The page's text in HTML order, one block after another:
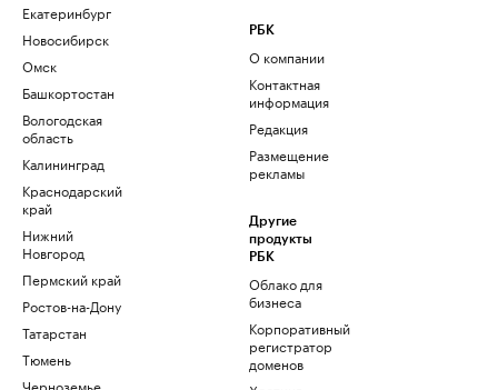
Екатеринбург
Новосибирск
Омск
Башкортостан
Вологодская
область
Калининград
Краснодарский
край
Нижний
Новгород
Пермский край
Ростов-на-Дону
Татарстан
Тюмень
Черноземье
РБК
О компании
Контактная
информация
Редакция
Размещение
рекламы
Другие
продукты
РБК
Облако для
бизнеса
Корпоративный
регистратор
доменов